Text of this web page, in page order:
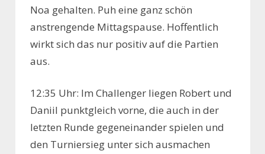
Noa gehalten. Puh eine ganz schön
anstrengende Mittagspause. Hoffentlich
wirkt sich das nur positiv auf die Partien
aus.
12:35 Uhr: Im Challenger liegen Robert und
Daniil punktgleich vorne, die auch in der
letzten Runde gegeneinander spielen und
den Turniersieg unter sich ausmachen